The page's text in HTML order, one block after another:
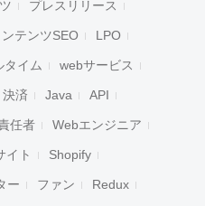
プレスリリース
ンテンツSEO LPO
タイム webサービス
決済 Java API
任者 Webエンジニア
イト Shopify
ー ファン Redux